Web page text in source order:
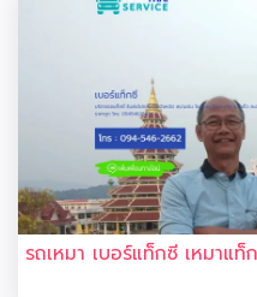
รถเหมา เบอร์แท็กซี เหมาแ